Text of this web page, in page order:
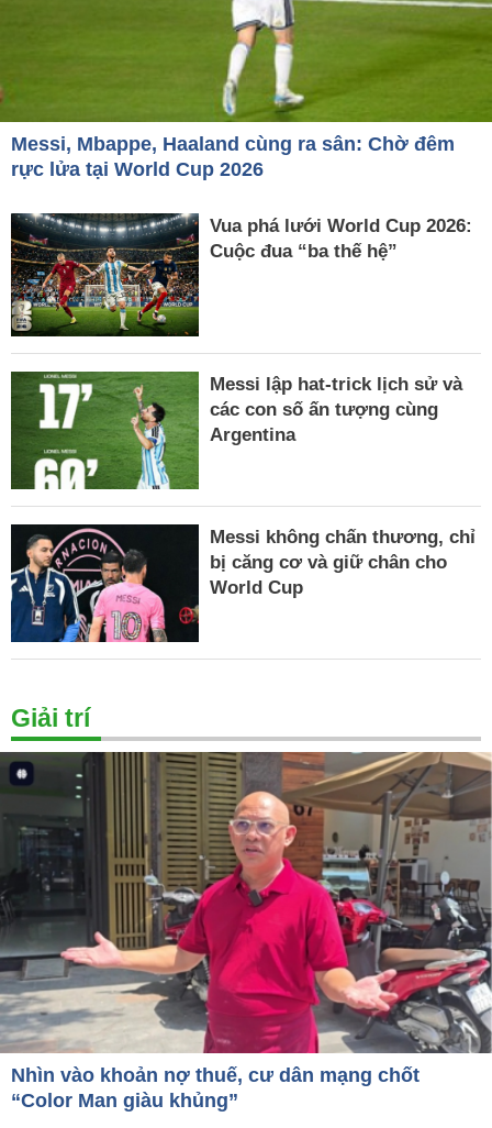
Messi, Mbappe, Haaland cùng ra sân: Chờ đêm
rực lửa tại World Cup 2026
Vua phá lưới World Cup 2026:
Cuộc đua “ba thế hệ”
Messi lập hat-trick lịch sử và
các con số ấn tượng cùng
Argentina
Messi không chấn thương, chỉ
bị căng cơ và giữ chân cho
World Cup
Giải trí
Nhìn vào khoản nợ thuế, cư dân mạng chốt
“Color Man giàu khủng”